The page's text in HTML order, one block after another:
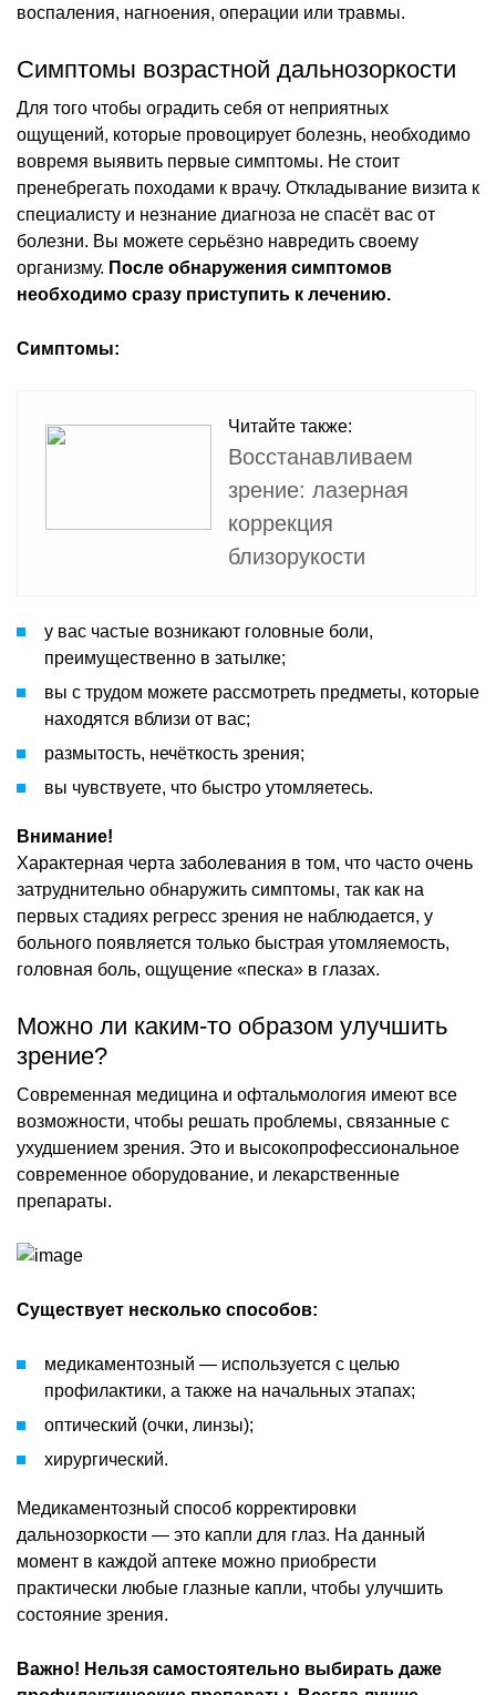
воспаления, нагноения, операции или травмы.
Симптомы возрастной дальнозоркости
Для того чтобы оградить себя от неприятных
ощущений, которые провоцирует болезнь, необходимо
вовремя выявить первые симптомы. Не стоит
пренебрегать походами к врачу. Откладывание визита к
специалисту и незнание диагноза не спасёт вас от
болезни. Вы можете серьёзно навредить своему
организму. После обнаружения симптомов
необходимо сразу приступить к лечению.
Симптомы:
Читайте также:
Восстанавливаем
зрение: лазерная
коррекция
близорукости
у вас частые возникают головные боли,
преимущественно в затылке;
вы с трудом можете рассмотреть предметы, которые
находятся вблизи от вас;
размытость, нечёткость зрения;
вы чувствуете, что быстро утомляетесь.
Внимание!
Характерная черта заболевания в том, что часто очень
затруднительно обнаружить симптомы, так как на
первых стадиях регресс зрения не наблюдается, у
больного появляется только быстрая утомляемость,
головная боль, ощущение «песка» в глазах.
Можно ли каким-то образом улучшить
зрение?
Современная медицина и офтальмология имеют все
возможности, чтобы решать проблемы, связанные с
ухудшением зрения. Это и высокопрофессиональное
современное оборудование, и лекарственные
препараты.
Существует несколько способов:
медикаментозный — используется с целью
профилактики, а также на начальных этапах;
оптический (очки, линзы);
хирургический.
Медикаментозный способ корректировки
дальнозоркости — это капли для глаз. На данный
момент в каждой аптеке можно приобрести
практически любые глазные капли, чтобы улучшить
состояние зрения.
Важно! Нельзя самостоятельно выбирать даже